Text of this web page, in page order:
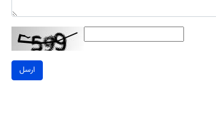
ارسل